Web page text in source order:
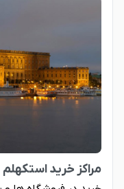
مراکز خرید استکهلم